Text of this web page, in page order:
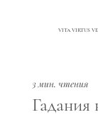
VITA VIRTUS
Гадания
3 мин. чтения